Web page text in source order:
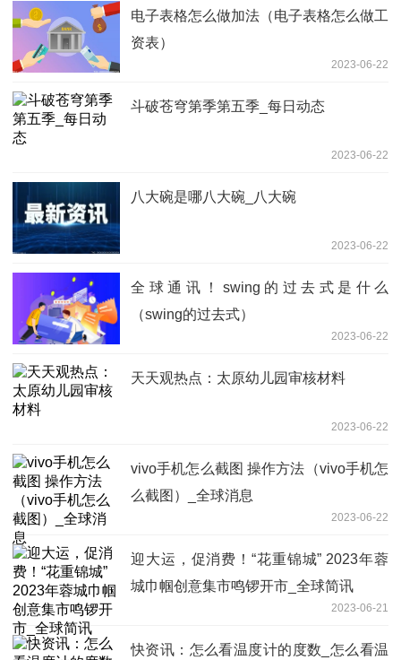
电子表格怎么做加法（电子表格怎么做工
资表）
2023-06-22
斗破苍穹第季第五季_每日动态
2023-06-22
八大碗是哪八大碗_八大碗
2023-06-22
全球通讯！swing的过去式是什么
（swing的过去式）
2023-06-22
天天观热点：太原幼儿园审核材料
2023-06-22
vivo手机怎么截图 操作方法（vivo手机怎
么截图）_全球消息
2023-06-22
迎大运，促消费！“花重锦城” 2023年蓉
城巾帼创意集市鸣锣开市_全球简讯
2023-06-21
快资讯：怎么看温度计的度数_怎么看温